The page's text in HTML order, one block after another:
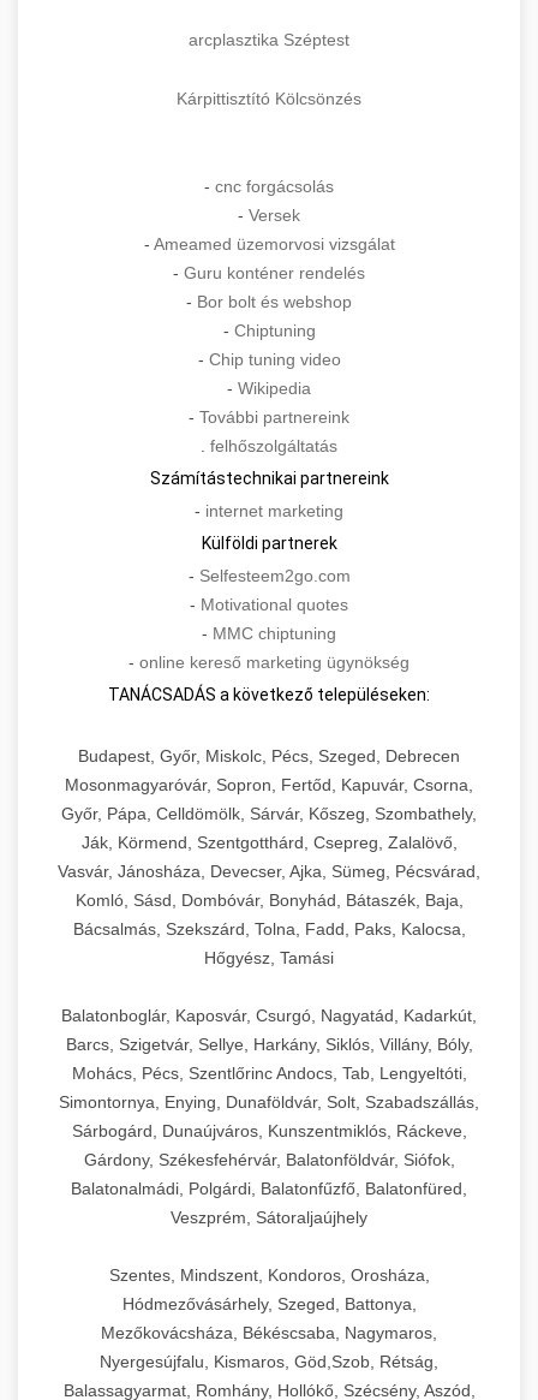
arcplasztika Széptest
Kárpittisztító Kölcsönzés
- cnc forgácsolás
- Versek
- Ameamed üzemorvosi vizsgálat
- Guru konténer rendelés
- Bor bolt és webshop
- Chiptuning
- Chip tuning video
- Wikipedia
- További partnereink
. felhőszolgáltatás
Számítástechnikai partnereink
- internet marketing
Külföldi partnerek
- Selfesteem2go.com
- Motivational quotes
- MMC chiptuning
- online kereső marketing ügynökség
TANÁCSADÁS a következő településeken:
Budapest, Győr, Miskolc, Pécs, Szeged, Debrecen
Mosonmagyaróvár, Sopron, Fertőd, Kapuvár, Csorna,
Győr, Pápa, Celldömölk, Sárvár, Kőszeg, Szombathely,
Ják, Körmend, Szentgotthárd, Csepreg, Zalalövő,
Vasvár, Jánosháza, Devecser, Ajka, Sümeg, Pécsvárad,
Komló, Sásd, Dombóvár, Bonyhád, Bátaszék, Baja,
Bácsalmás, Szekszárd, Tolna, Fadd, Paks, Kalocsa,
Hőgyész, Tamási
Balatonboglár, Kaposvár, Csurgó, Nagyatád, Kadarkút,
Barcs, Szigetvár, Sellye, Harkány, Siklós, Villány, Bóly,
Mohács, Pécs, Szentlőrinc Andocs, Tab, Lengyeltóti,
Simontornya, Enying, Dunaföldvár, Solt, Szabadszállás,
Sárbogárd, Dunaújváros, Kunszentmiklós, Ráckeve,
Gárdony, Székesfehérvár, Balatonföldvár, Siófok,
Balatonalmádi, Polgárdi, Balatonfűzfő, Balatonfüred,
Veszprém, Sátoraljaújhely
Szentes, Mindszent, Kondoros, Orosháza,
Hódmezővásárhely, Szeged, Battonya,
Mezőkovácsháza, Békéscsaba, Nagymaros,
Nyergesújfalu, Kismaros, Göd,Szob, Rétság,
Balassagyarmat, Romhány, Hollókő, Szécsény, Aszód,